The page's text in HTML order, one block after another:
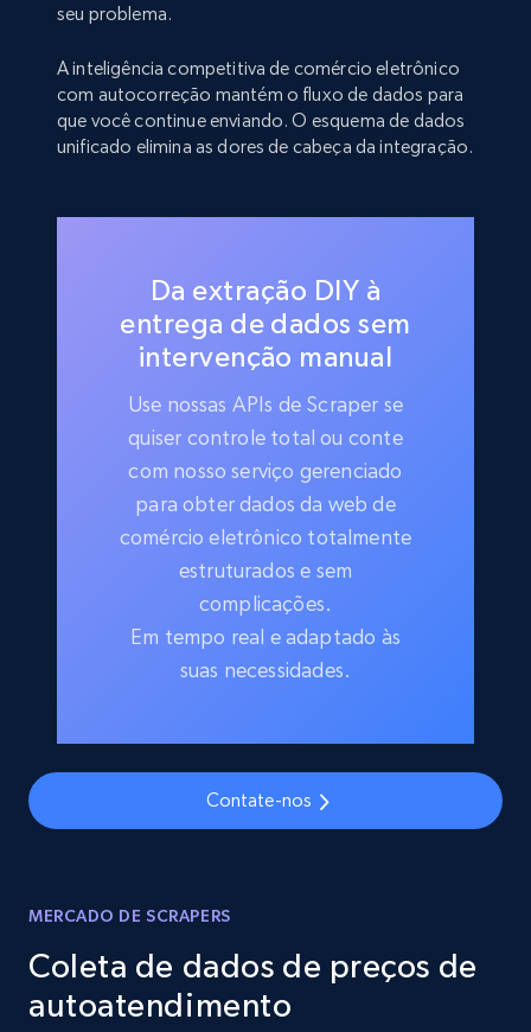
seu problema.
A inteligência competitiva de comércio eletrônico
com autocorreção mantém o fluxo de dados para
que você continue enviando. O esquema de dados
unificado elimina as dores de cabeça da integração.
Da extração DIY à
entrega de dados sem
intervenção manual
Use nossas APIs de Scraper se
quiser controle total ou conte
com nosso serviço gerenciado
para obter dados da web de
comércio eletrônico totalmente
estruturados e sem
complicações.
Em tempo real e adaptado às
suas necessidades.
Contate-nos
MERCADO DE SCRAPERS
Coleta de dados de preços de
autoatendimento